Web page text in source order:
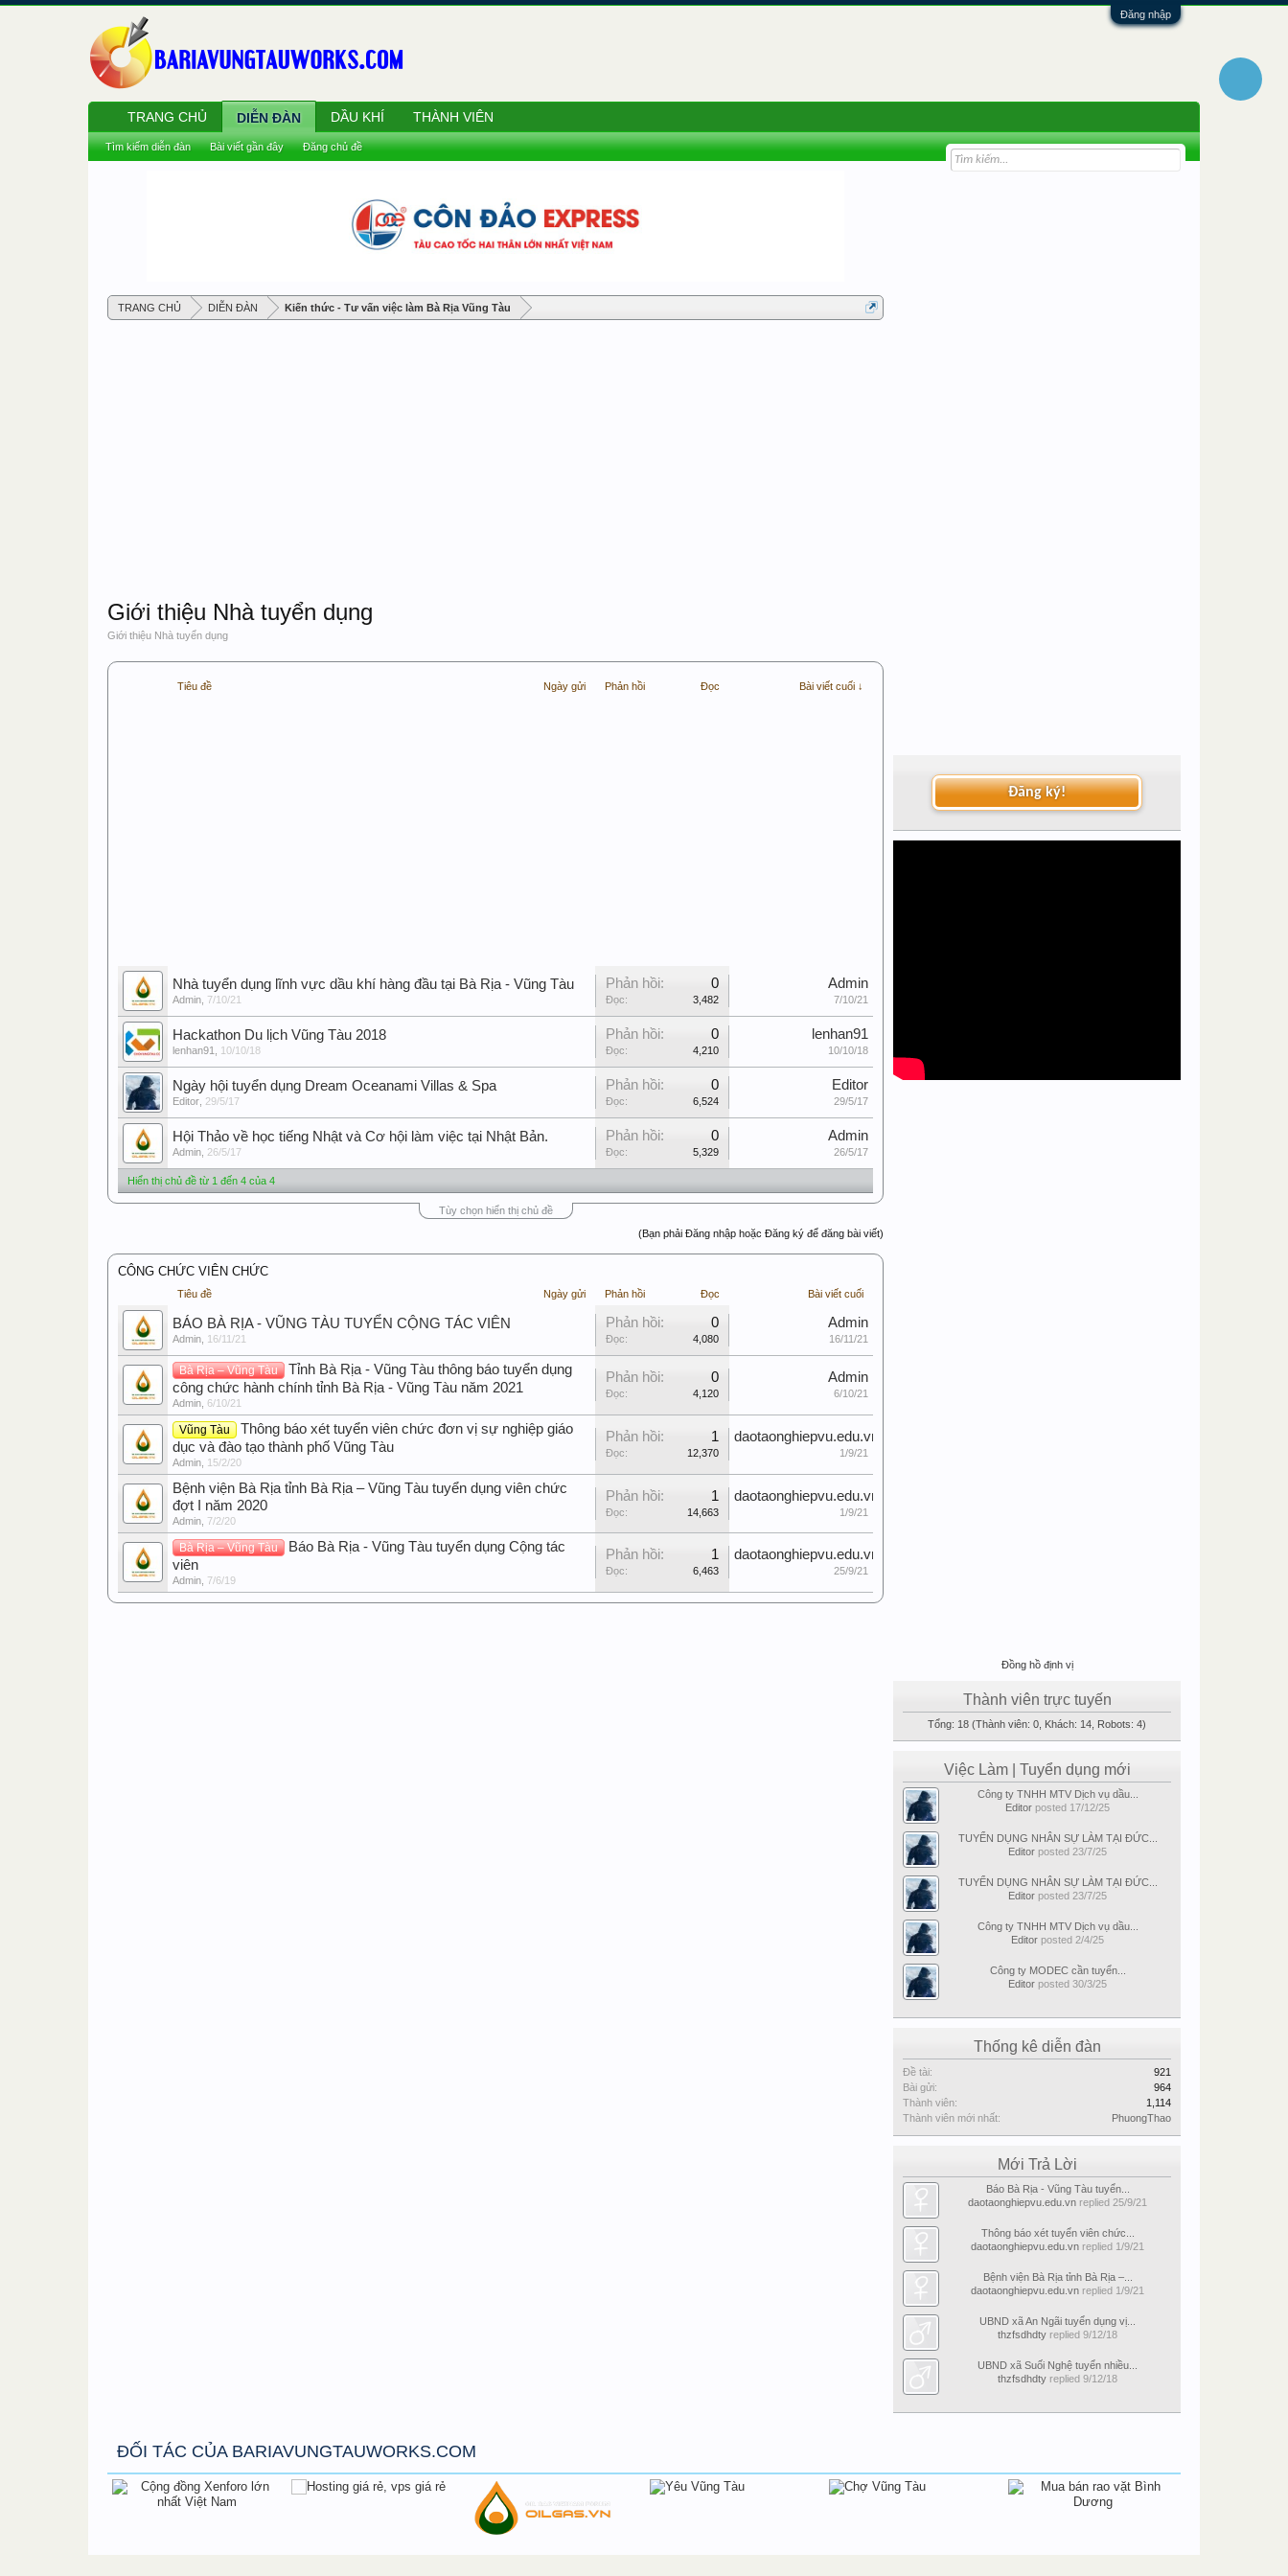
Đăng nhập
TRANG CHỦ DIỄN ĐÀN Kiến thức - Tư vấn việc làm Bà Rịa Vũng Tàu
Giới thiệu Nhà tuyển dụng
Giới thiệu Nhà tuyển dụng
Tiêu đề Ngày gửi Phản hồi Đọc Bài viết cuối ↓
Nhà tuyển dụng lĩnh vực dầu khí hàng đầu tại Bà Rịa - Vũng Tàu
Admin, 7/10/21
Phản hồi: 0
Đọc: 3,482
Admin
7/10/21
Hackathon Du lịch Vũng Tàu 2018
lenhan91, 10/10/18
Phản hồi: 0
Đọc: 4,210
lenhan91
10/10/18
Ngày hội tuyển dụng Dream Oceanami Villas & Spa
Editor, 29/5/17
Phản hồi: 0
Đọc: 6,524
Editor
29/5/17
Hội Thảo về học tiếng Nhật và Cơ hội làm việc tại Nhật Bản.
Admin, 26/5/17
Phản hồi: 0
Đọc: 5,329
Admin
26/5/17
Hiển thị chủ đề từ 1 đến 4 của 4
Tùy chọn hiển thị chủ đề
(Bạn phải Đăng nhập hoặc Đăng ký để đăng bài viết)
CÔNG CHỨC VIÊN CHỨC
Tiêu đề Ngày gửi Phản hồi Đọc Bài viết cuối
BÁO BÀ RỊA - VŨNG TÀU TUYỂN CỘNG TÁC VIÊN
Admin, 16/11/21
Phản hồi: 0
Đọc: 4,080
Admin
16/11/21
Bà Rịa – Vũng Tàu
Tỉnh Bà Rịa - Vũng Tàu thông báo tuyển dụng
công chức hành chính tỉnh Bà Rịa - Vũng Tàu năm 2021
Admin, 6/10/21
Phản hồi: 0
Đọc: 4,120
Admin
6/10/21
Vũng Tàu
Thông báo xét tuyển viên chức đơn vị sự nghiệp giáo
dục và đào tạo thành phố Vũng Tàu
Admin, 15/2/20
Phản hồi: 1
Đọc: 12,370
daotaonghiepvu.edu.vn
1/9/21
Bệnh viện Bà Rịa tỉnh Bà Rịa – Vũng Tàu tuyển dụng viên chức
đợt I năm 2020
Admin, 7/2/20
Phản hồi: 1
Đọc: 14,663
daotaonghiepvu.edu.vn
1/9/21
Bà Rịa – Vũng Tàu
Báo Bà Rịa - Vũng Tàu tuyển dụng Cộng tác
viên
Admin, 7/6/19
Phản hồi: 1
Đọc: 6,463
daotaonghiepvu.edu.vn
25/9/21
Đăng ký!
Đồng hồ định vị
Thành viên trực tuyến
Tổng: 18 (Thành viên: 0, Khách: 14, Robots: 4)
Việc Làm | Tuyển dụng mới
Công ty TNHH MTV Dịch vụ dầu...
Editor posted 17/12/25
TUYỂN DỤNG NHÂN SỰ LÀM TẠI ĐỨC...
Editor posted 23/7/25
TUYỂN DỤNG NHÂN SỰ LÀM TẠI ĐỨC...
Editor posted 23/7/25
Công ty TNHH MTV Dịch vụ dầu...
Editor posted 2/4/25
Công ty MODEC cần tuyển...
Editor posted 30/3/25
Thống kê diễn đàn
Đề tài:
921
Bài gửi:
964
Thành viên:
1,114
Thành viên mới nhất:
PhuongThao
Mới Trả Lời
Báo Bà Rịa - Vũng Tàu tuyển...
daotaonghiepvu.edu.vn replied 25/9/21
Thông báo xét tuyển viên chức...
daotaonghiepvu.edu.vn replied 1/9/21
Bệnh viện Bà Rịa tỉnh Bà Rịa –...
daotaonghiepvu.edu.vn replied 1/9/21
UBND xã An Ngãi tuyển dụng vị...
thzfsdhdty replied 9/12/18
UBND xã Suối Nghệ tuyển nhiều...
thzfsdhdty replied 9/12/18
ĐỐI TÁC CỦA BARIAVUNGTAUWORKS.COM
TRANG CHỦ DIỄN ĐÀN
Tìm kiếm diễn đàn Bài viết gần đây Đăng chủ đề
DẦU KHÍ THÀNH VIÊN